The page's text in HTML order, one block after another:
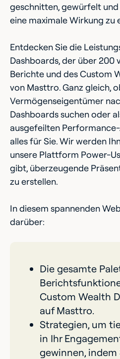
geschnitten, gewürfelt
eine maximale Wirkung zu
Entdecken Sie die
Dashboards, der über 200
Berichte und des Custom
von Masttro. Ganz gleich,
Vermögenseigentümer
Dashboards suchen oder
ausgefeilten
alles für Sie. Wir werden
unsere Plattform Power-
gibt, überzeugende
zu erstellen.
In diesem spannenden
darüber:
Die gesamte
Custom Wealth
auf Masttro.
Strategien, um
in Ihr
gewinnen, indem